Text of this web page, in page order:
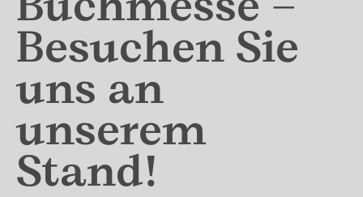
Besuchen Sie
uns an
unserem
Stand!